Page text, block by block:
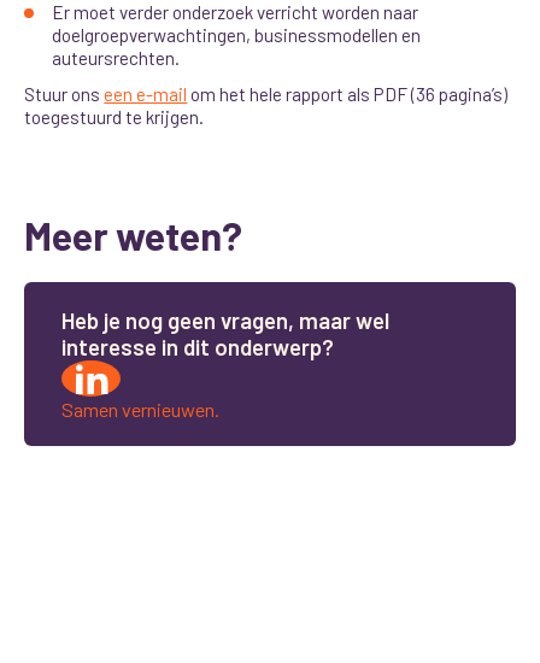
Er moet verder onderzoek verricht worden naar
doelgroepverwachtingen, businessmodellen en
auteursrechten.
Stuur onseen e-mail om het hele rapport als PDF (36 pagina’s)
toegestuurd te krijgen.
Meer weten?
Heb je nog geen vragen, maarwel
interesse in dit onderwerp?
Samen vernieuwen.